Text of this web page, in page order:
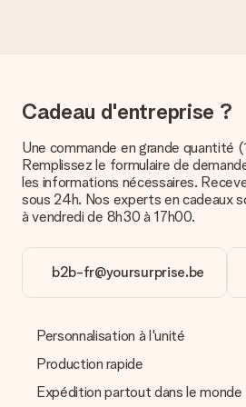
Comment puis-je régler ma
Nous proposons les formes de
carte bancaire ou par virement
3 jours supplémentaires pour la
Réception du cadeau
Que puis-je faire si le cadeau ne
Nous déplorons le fait que votre
Vous pouvez dans ce cas contacter
vous aidera à trouver une solution
La facture est-elle envoyée avec le
Cadeau d'entreprise ?
Une commande en grande quantité
Remplissez le formulaire de
les informations nécessaires.
sous 24h. Nos experts en cadeaux
à vendredi de 8h30 à 17h00.
b2b-fr@yoursurprise.be
Personnalisation à l'unité
Production rapide
Expédition partout dans le monde